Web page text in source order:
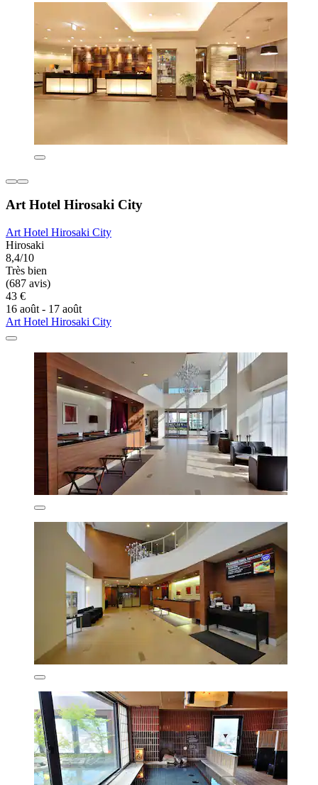
Art Hotel Hirosaki City
Art Hotel Hirosaki City
Hirosaki
8,4/10
Très bien
(687 avis)
43 €
16 août - 17 août
Art Hotel Hirosaki City